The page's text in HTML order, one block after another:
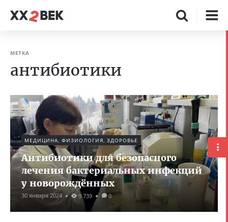
МЕТКА
антибиотики
МЕДИЦИНА, ФИЗИОЛОГИЯ, ЗДОРОВЬЕ
Антибиотики для безопасного
лечения бактериальных инфекций
у новорождённых
30 января 2024 9 739 0